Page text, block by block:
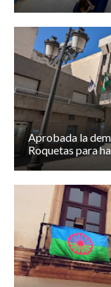
Aprobada la
Roquetas para